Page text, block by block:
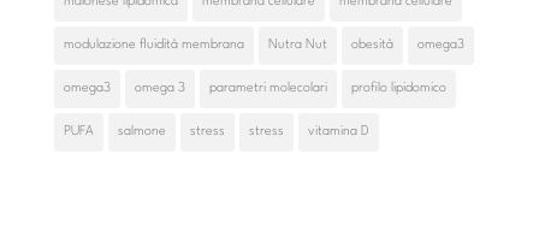
modulazione fluidità membrana Nutra Nut obesità omega3
omega3 omega 3 parametri molecolari profilo lipidomico
PUFA salmone stress stress vitamina D